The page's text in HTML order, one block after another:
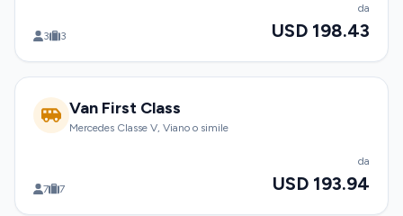
3 3
da
USD 198.43
Van First Class
Mercedes Classe V, Viano o simile
7 7
da
USD 193.94